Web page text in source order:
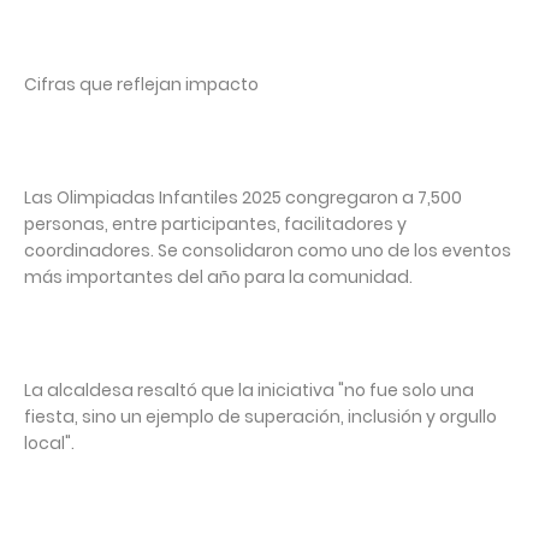
Cifras que reflejan impacto⁣
Las Olimpiadas Infantiles 2025 congregaron a 7,500
personas, entre participantes, facilitadores y
coordinadores. Se consolidaron como uno de los eventos
más importantes del año para la comunidad. ⁣
La alcaldesa resaltó que la iniciativa "no fue solo una
fiesta, sino un ejemplo de superación, inclusión y orgullo
local".⁣